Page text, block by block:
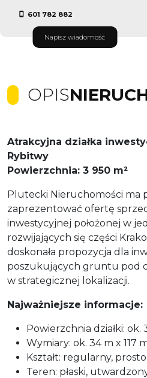
601 782 882
Napisz wiadomość
OPIS
Atrakcyjna działka
Rybitwy
Powierzchnia: 3 950 m²
Plutecki Nieruchomości ma
zaprezentować ofertę
inwestycyjnej położonej w
rozwijających się części
doskonała propozycja dla
poszukujących gruntu pod
w strategicznej lokalizacji.
Najważniejsze informacje:
Powierzchnia działki: ok.
Wymiary: ok. 34 m x 117
Kształt: regularny,
Teren: płaski,